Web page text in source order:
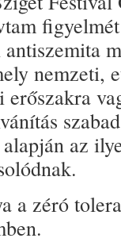
nemzeti,
az
a zéró